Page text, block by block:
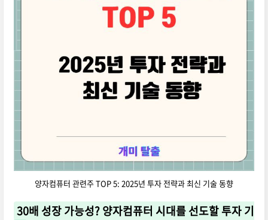
양자컴퓨터 관련주 TOP 5: 2025년 투자 전략과 최신 기술 동향
30배 성장 가능성? 양자컴퓨터 시대를 선도할 투자 기